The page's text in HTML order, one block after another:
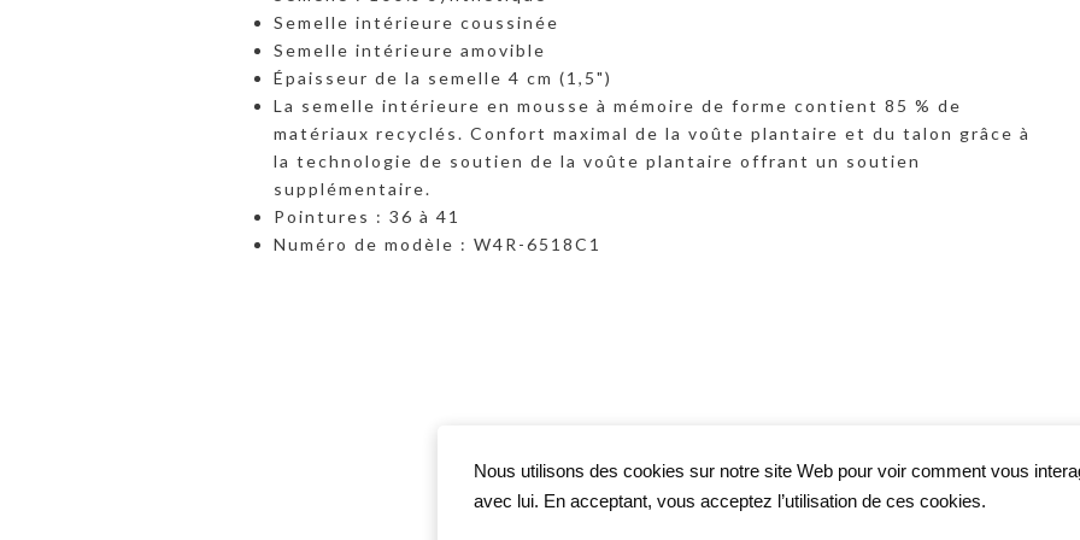
Semelle intérieure coussinée
Semelle intérieure amovible
Épaisseur de la semelle 4 cm (1,5")
La semelle intérieure en mousse à mémoire de forme contient 85 % de
matériaux recyclés. Confort maximal de la voûte plantaire et du talon grâce à
la technologie de soutien de la voûte plantaire offrant un soutien
supplémentaire.
Pointures : 36 à 41
Numéro de modèle : W4R-6518C1
Nous utilisons des cookies sur notre site Web pour voir comment vous
avec lui. En acceptant, vous acceptez l’utilisation de ces cookies.